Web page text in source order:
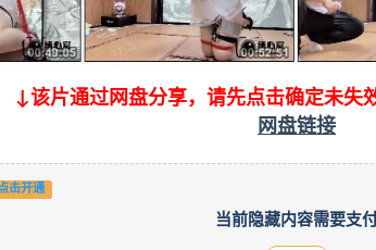
↓该片通过网盘分享，请先点击确定未失
网盘链接
击开通
当前隐藏内容需要支